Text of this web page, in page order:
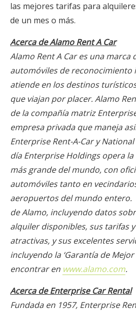
las mejores tarifas para
de un mes o más.
Acerca de Alamo Rent A Car
Alamo Rent A Car es una marca
automóviles de reconocimiento
atiende en los destinos
que viajan por placer. Alamo
de la compañía matriz
empresa privada que maneja
Enterprise Rent-A-Car y
día Enterprise Holdings opera
más grande del mundo, con
automóviles tanto en
aeropuertos del mundo entero.
de Alamo, incluyendo datos
alquiler disponibles, sus tarifas
atractivas, y sus excelentes
incluyendo la ‘Garantía de Mejor
encontrar en www.alamo.com.
Acerca de Enterprise Car Rental
Fundada en 1957, Enterprise